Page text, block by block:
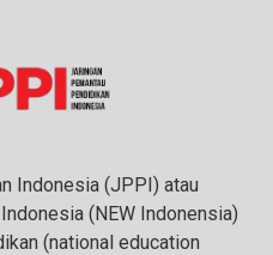
Indonesia (JPPI) atau
(NEW Indonensia)
(national education